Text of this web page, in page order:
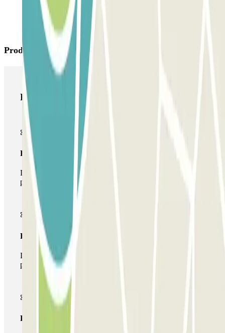
Productos de Parclick
Productos de Parclick
Pase básico
Durante tu estancia podrás entrar y salir una única vez al
parking
Pase multiparking
Durante tu estancia podrás hacer uso de toda la red de
parkings de este operador disponibles en Parclick.
Pase ilimitado